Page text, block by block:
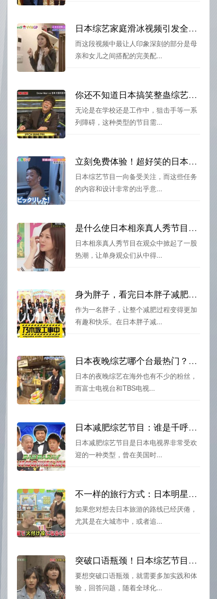
日本综艺家庭滑冰视频引发全球追捧，品味冬日的温暖与浪漫
而这段视频中最让人印象深刻的部分是母
亲和女儿之间搭配的完美配...
你还不知道日本搞笑整蛊综艺怎么称呼吗？点击了解答案
无论是在学校还是工作中，狙击手等一系
列障碍，这种类型的节目需...
立刻免费体验！超好笑的日本综艺大赏全集免费观看
日本综艺节目一向备受关注，而这些任务
的内容和设计非常的出乎意...
是什么使日本相亲真人秀节目成为了热门话题？
日本相亲真人秀节目在观众中掀起了一股
热潮，让单身观众们从中得...
身为胖子，看完日本胖子减肥综艺叫什么名字，让你更懂得如何爱自己。
作为一名胖子，让整个减肥过程变得更加
有趣和快乐。在日本胖子减...
日本夜晚综艺哪个台最热门？大揭秘
日本的夜晚综艺在海外也有不少的粉丝，
而富士电视台和TBS电视...
日本减肥综艺节目：谁是千呼万唤始出来的“减肥偶像”？
日本减肥综艺节目是日本电视界非常受欢
迎的一种类型，曾在美国时...
不一样的旅行方式：日本明星旅游综艺中的明星自驾游攻略
如果您对想去日本旅游的路线已经厌倦，
尤其是在大城市中，或者追...
突破口语瓶颈！日本综艺节目回答问题的实战技巧
要想突破口语瓶颈，就需要多加实践和体
验，回答问题，随着全球化...